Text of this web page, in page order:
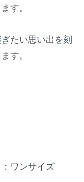
す。
たい思い出を刻
す。
ワンサイズ